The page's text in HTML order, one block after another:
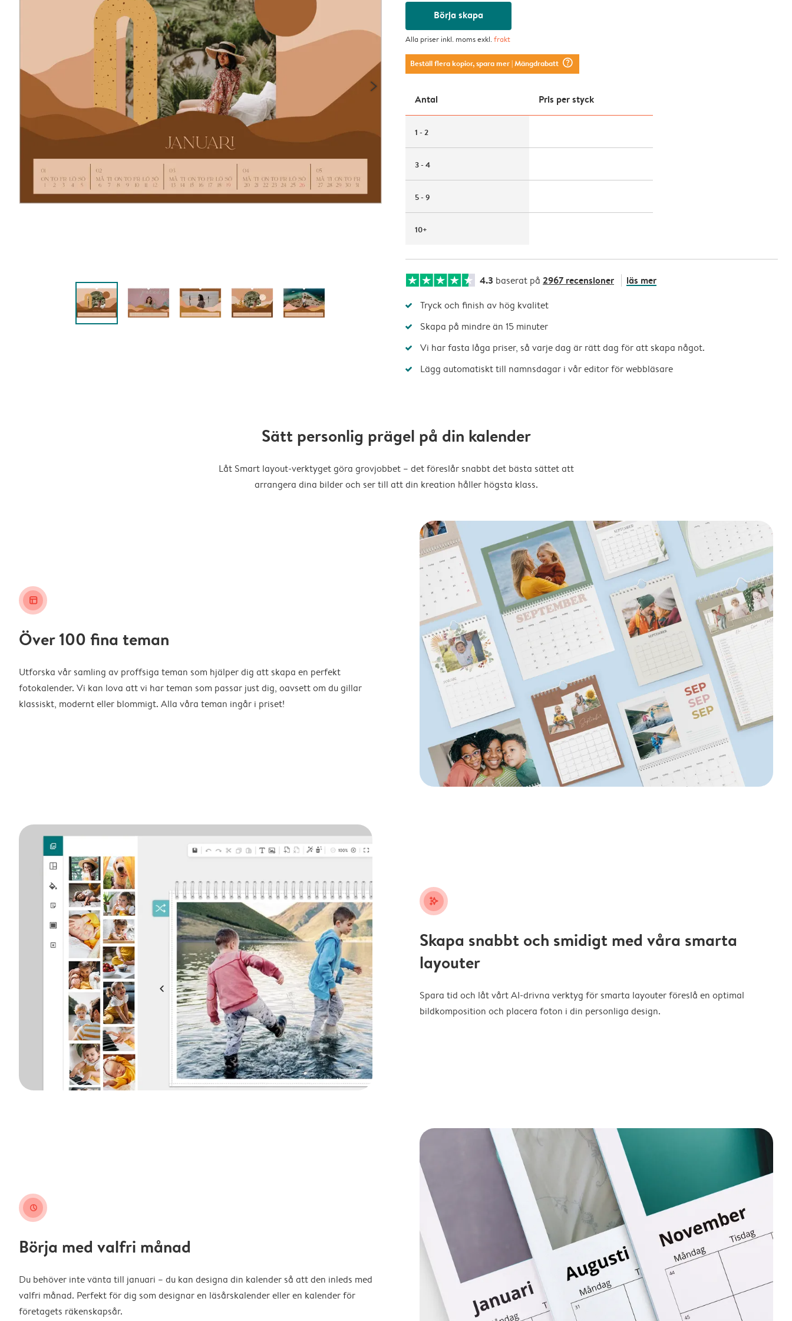
Börja skapa
Alla priser inkl. moms exkl.frakt
Beställ flera kopior, spara mer| Mängdrabatt question_mark_circle
Antal Pris per styck
1 - 2
3 - 4
5 - 9
10+
4.3 baserat på 2967 recensioner läs mer
Tryck och finish av hög kvalitet
Skapa på mindre än 15 minuter
Vi har fasta låga priser, så varje dag är rätt dag för att skapa något.
Lägg automatiskt till namnsdagar i vår editor för webbläsare
Sätt personlig prägel på din kalender
Låt Smart layout-verktyget göra grovjobbet – det föreslår snabbt det bästa sättet att
arrangera dina bilder och ser till att din kreation håller högsta klass.
layout_alt
Över 100 fina teman
Utforska vår samling av proffsiga teman som hjälper dig att skapa en perfekt
fotokalender. Vi kan lova att vi har teman som passar just dig, oavsett om du gillar
klassiskt, modernt eller blommigt. Alla våra teman ingår i priset!
stars_plus
Skapa snabbt och smidigt med våra smarta
layouter
Spara tid och låt vårt AI-drivna verktyg för smarta layouter föreslå en optimal
bildkomposition och placera foton i din personliga design.
clock
Börja med valfri månad
Du behöver inte vänta till januari – du kan designa din kalender så att den inleds med
valfri månad. Perfekt för dig som designar en läsårskalender eller en kalender för
företagets räkenskapsår.